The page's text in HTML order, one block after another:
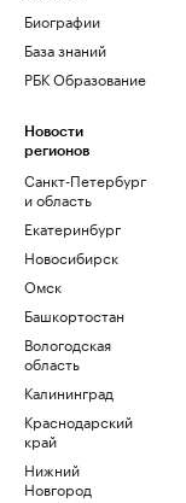
Биографии
База знаний
РБК Образование
Новости
регионов
Санкт-Петербург
и область
Екатеринбург
Новосибирск
Омск
Башкортостан
Вологодская
область
Калининград
Краснодарский
край
Нижний
Новгород